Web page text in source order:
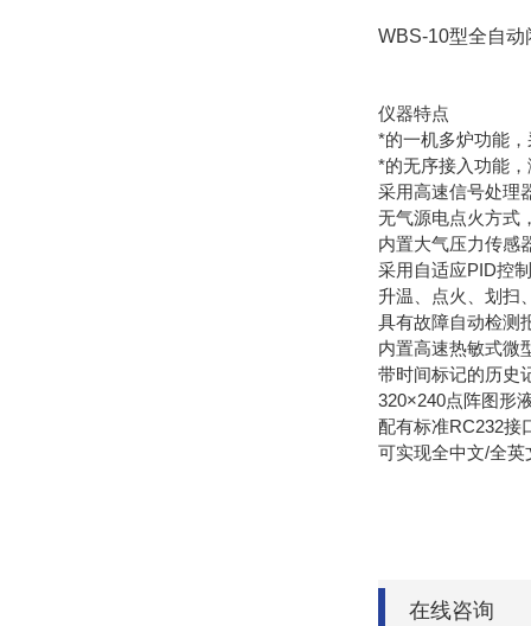
WBS-10型全自动
仪器特点
*的一机多炉功能
*的无序接入功能
采用高速信号处理
无气源电点火方式
内置大气压力传感
采用自适应PID控
升温、点火、划扫
具有故障自动检测
内置高速热敏式微
带时间标记的历史
320×240点阵图形
配有标准RC232接
可实现全中文/全英
在线咨询